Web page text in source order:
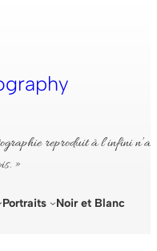
reproduit à l’infini n’a
»
Portraits Noir et Blanc